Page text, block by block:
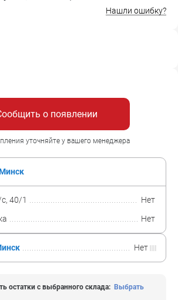
Нашли ошибку?
о появлении
уточняйте у вашего менеджера
40/1
Нет
Нет
Нет
остатки с выбранного склада: Выбрать